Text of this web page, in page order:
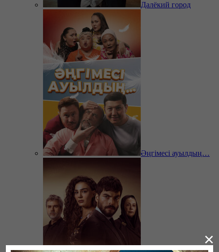
Далёкий город
Әңгімесі ауылдың…
×